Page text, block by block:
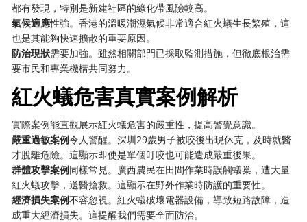
都有發現，特別是新建社區的綠化帶風險較高。
氣候適應性強。香港的溫暖潮濕氣候非常適合紅火蟻生長繁殖，這
也是其能夠快速擴散的重要原因。
防治現狀需要加強。雖然相關部門已採取監測措施，但徹底根治需
要市民和專業機構共同努力。
紅火蟻危害真實案例解析
實際案例能直觀展示紅火蟻危害的嚴重性，提高警覺意識。
嚴重過敏案例令人警醒。深圳29歲男子被咬後出現休克，及時就醫
才脫離危險。這顯示即使是單個叮咬也可能造成嚴重後果。
群體攻擊案例同樣常見。廣西農民在田間作業時誤觸蟻巢，遭大量
紅火蟻攻擊，送醫搶救。這顯示在野外作業時防護的重要性。
經濟損失案例不容忽視。紅火蟻破壞電器設備，導致短路故障，造
成重大經濟損失。這提醒我們需要全面防治。